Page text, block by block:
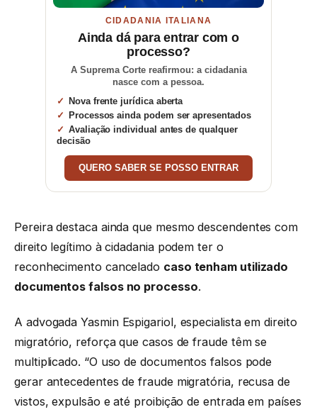
CIDADANIA ITALIANA
Ainda dá para entrar com o
processo?
A Suprema Corte reafirmou: a cidadania
nasce com a pessoa.
Nova frente jurídica aberta
Processos ainda podem ser apresentados
Avaliação individual antes de qualquer
decisão
QUERO SABER SE POSSO ENTRAR
Pereira destaca ainda que mesmo descendentes com
direito legítimo à cidadania podem ter o
reconhecimento cancelado caso tenham utilizado
documentos falsos no processo.
A advogada Yasmin Espigariol, especialista em direito
migratório, reforça que casos de fraude têm se
multiplicado. “O uso de documentos falsos pode
gerar antecedentes de fraude migratória, recusa de
vistos, expulsão e até proibição de entrada em países